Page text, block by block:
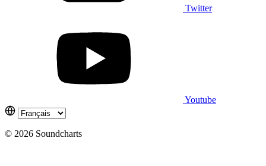
Twitter
Youtube
© 2026 Soundcharts